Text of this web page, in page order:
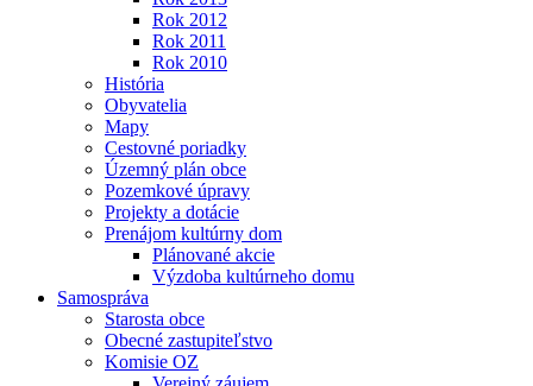
Rok 2012
Rok 2011
Rok 2010
História
Obyvatelia
Mapy
Cestovné poriadky
Územný plán obce
Pozemkové úpravy
Projekty a dotácie
Prenájom kultúrny dom
Plánované akcie
Výzdoba kultúrneho domu
Samospráva
Starosta obce
Obecné zastupiteľstvo
Komisie OZ